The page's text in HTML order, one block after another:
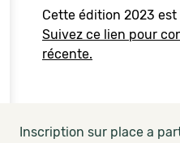
Cette édition 2023
Suivez ce lien pour
récente.
Inscription sur place a